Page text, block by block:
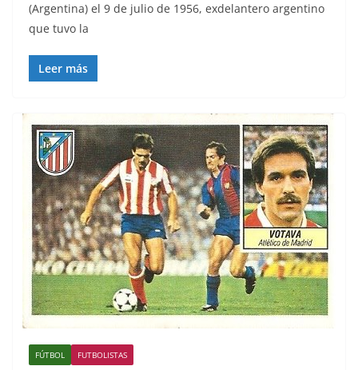
(Argentina) el 9 de julio de 1956, exdelantero argentino
que tuvo la
Leer más
FÚTBOL FUTBOLISTAS